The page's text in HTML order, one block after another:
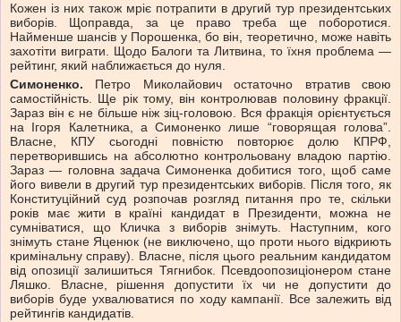
Кожен із них також мріє потрапити в другий тур президентських
виборів. Щоправда, за це право треба ще поборотися.
Найменше шансів у Порошенка, бо він, теоретично, може навіть
захотіти виграти. Щодо Балоги та Литвина, то їхня проблема —
рейтинг, який наближається до нуля.
Симоненко. Петро Миколайович остаточно втратив свою
самостійність. Ще рік тому, він контролював половину фракції.
Зараз він є не більше ніж зіц-головою. Вся фракція орієнтується
на Ігоря Калетника, а Симоненко лише “говорящая голова”.
Власне, КПУ сьогодні повністю повторює долю КПРФ,
перетворившись на абсолютно контрольовану владою партію.
Зараз — головна задача Симоненка добитися того, щоб саме
його вивели в другий тур президентських виборів. Після того, як
Конституційний суд розпочав розгляд питання про те, скільки
років має жити в країні кандидат в Президенти, можна не
сумніватися, що Кличка з виборів знімуть. Наступним, кого
знімуть стане Яценюк (не виключено, що проти нього відкриють
кримінальну справу). Власне, після цього реальним кандидатом
від опозиції залишиться Тягнибок. Псевдоопозиціонером стане
Ляшко. Власне, рішення допустити їх чи не допустити до
виборів буде ухвалюватися по ходу кампанії. Все залежить від
рейтингів кандидатів.